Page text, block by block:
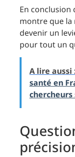
En conclusion
montre que la
devenir un
pour tout un
A lire aussi
santé en
chercheurs